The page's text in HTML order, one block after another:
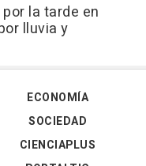
la tarde en
lluvia y
ECONOMÍA
SOCIEDAD
CIENCIAPLUS